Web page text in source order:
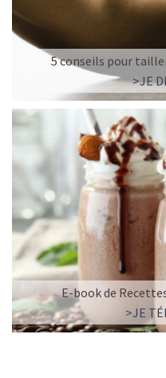
5 conseils pour
>JE
E-book de
>JE